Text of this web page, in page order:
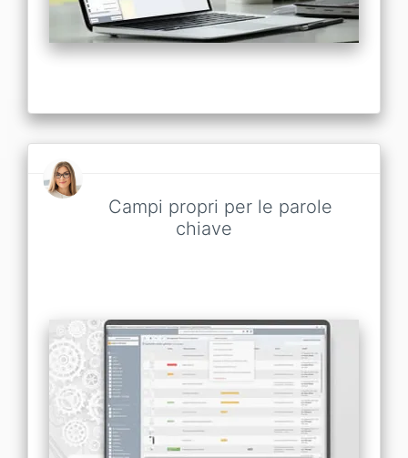
Campi propri per le parole
chiave